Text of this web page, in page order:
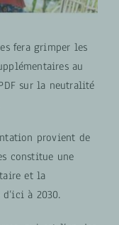
fera grimper les
au
sur la neutralité
provient de
constitue une
et la
à 2030.